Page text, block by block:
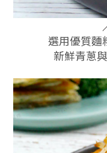
選用優質麵
新鮮青蔥